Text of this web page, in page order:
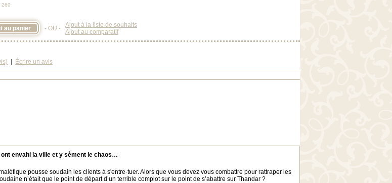
260
- OU -
Ajout à la liste de souhaits
Ajout au comparatif
Écrire un avis
envahi la ville et y sèment le chaos…
pousse soudain les clients à s'entre-tuer. Alors que vous devez vous combattre pour rattraper les
n’était que le point de départ d’un terrible complot sur le point de s’abattre sur Thandar ?